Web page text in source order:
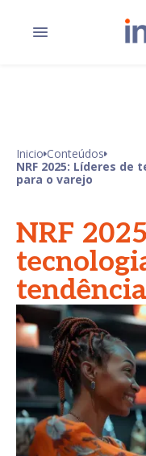
Inicio Conteúdos
NRF 2025: Líderes
para o varejo
NRF